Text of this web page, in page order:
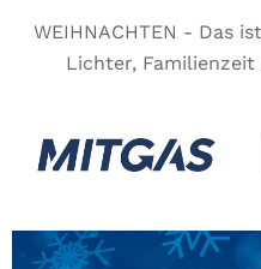
WEIHNACHTEN - Das
Lichter,